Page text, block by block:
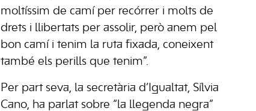
moltíssim de camí per recórrer i molts de
drets i llibertats per assolir, però anem pel
bon camí i tenim la ruta fixada, coneixent
també els perills que tenim”.
Per part seva, la secretària d’Igualtat, Sílvia
Cano, ha parlat sobre “la llegenda negra”